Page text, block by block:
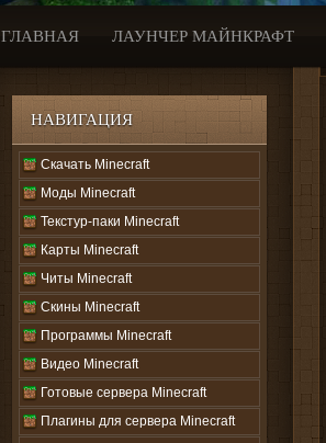
ГЛАВНАЯ ЛАУНЧЕР МАЙНКРАФТ
НАВИГАЦИЯ
Скачать Minecraft
Моды Minecraft
Текстур-паки Minecraft
Карты Minecraft
Читы Minecraft
Скины Minecraft
Программы Minecraft
Видео Minecraft
Готовые сервера Minecraft
Плагины для сервера Minecraft